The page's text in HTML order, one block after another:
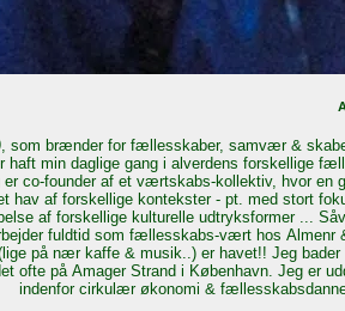
for fællesskaber, samvær & skabelsen af en bæredygtig livsstil. Jeg har
haft min daglige gang i alverdens forskellige
hav af forskellige kontekster - pt. med stort
kulturelle udtryksformer ... Såvel som at skabe nogle fede
fuldtid som fællesskabs-vært hos
på nær kaffe & musik..) er havet!! Jeg
er uddannet Kaospilot & har bred arbejdserfaring indenfor process design & facilitering - særligt
indenfor cirkulær økonomi &